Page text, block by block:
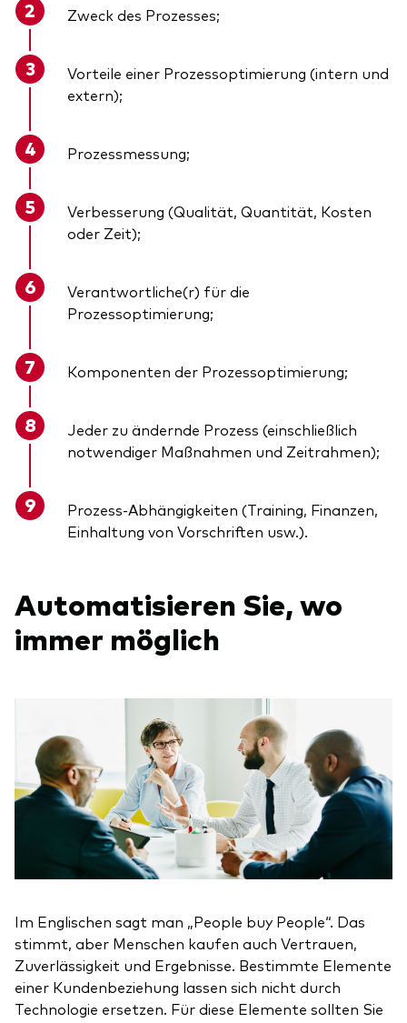
Zweck des Prozesses;
Vorteile einer Prozessoptimierung (intern und
extern);
Prozessmessung;
Verbesserung (Qualität, Quantität, Kosten
oder Zeit);
Verantwortliche(r) für die
Prozessoptimierung;
Komponenten der Prozessoptimierung;
Jeder zu ändernde Prozess (einschließlich
notwendiger Maßnahmen und Zeitrahmen);
Prozess-Abhängigkeiten (Training, Finanzen,
Einhaltung von Vorschriften usw.).
Automatisieren Sie, wo
immer möglich
Im Englischen sagt man „People buy People“. Das
stimmt, aber Menschen kaufen auch Vertrauen,
Zuverlässigkeit und Ergebnisse. Bestimmte Elemente
einer Kundenbeziehung lassen sich nicht durch
Technologie ersetzen. Für diese Elemente sollten Sie